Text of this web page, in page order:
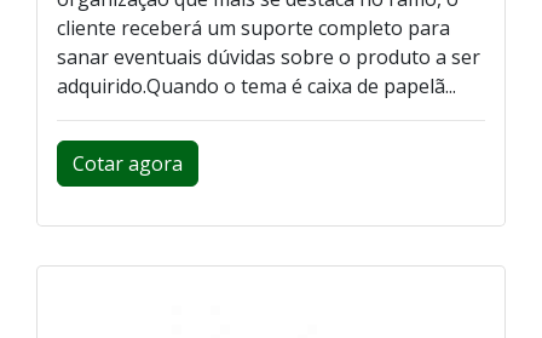
cliente receberá um suporte completo para
sanar eventuais dúvidas sobre o produto a ser
adquirido.Quando o tema é caixa de papelã...
Cotar agora